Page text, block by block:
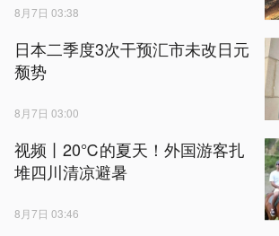
8月7日 03:38
日本二季度3次干预汇市未改日元
颓势
8月7日 03:00
视频丨20℃的夏天！外国游客扎
堆四川清凉避暑
8月7日 03:46